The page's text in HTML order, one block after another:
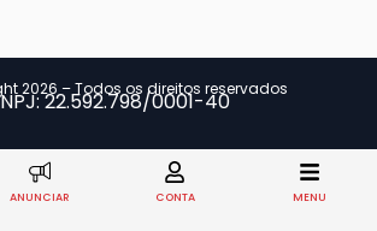
2026 – Todos os direitos reservados
22.592.798/0001-40
ANUNCIAR CONTA MENU